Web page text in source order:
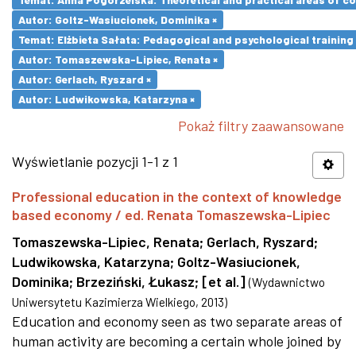
Autor: Goltz-Wasiucionek, Dominika ×
Temat: Elżbieta Sałata: Pedagogical and psychological
Autor: Tomaszewska-Lipiec, Renata ×
Autor: Gerlach, Ryszard ×
Autor: Ludwikowska, Katarzyna ×
Pokaż filtry zaawansowane
Wyświetlanie pozycji 1-1 z 1
Professional education in the context of knowledge
based economy / ed. Renata Tomaszewska-Lipiec
Tomaszewska-Lipiec, Renata; Gerlach, Ryszard;
Ludwikowska, Katarzyna; Goltz-Wasiucionek,
Dominika; Brzeziński, Łukasz; [et al.] (Wydawnictwo
Uniwersytetu Kazimierza Wielkiego, 2013)
Education and economy seen as two separate areas of
human activity are becoming a certain whole joined by